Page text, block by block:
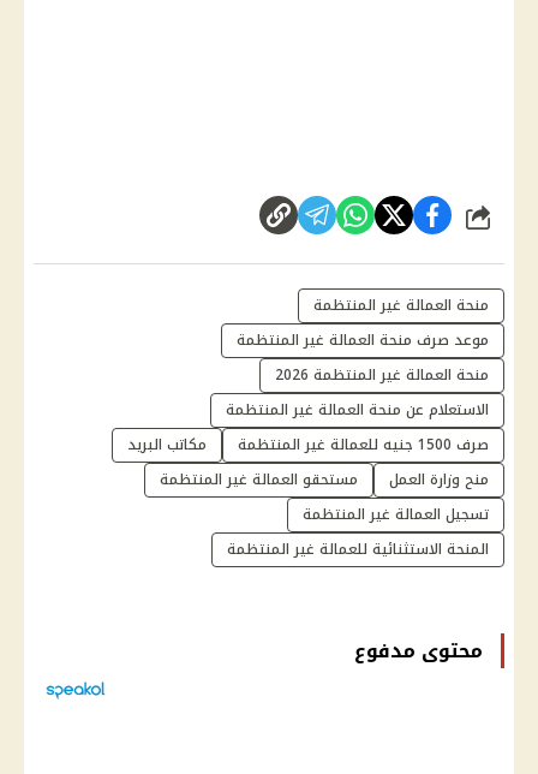
شارك
منحة العمالة غير المنتظمة
موعد صرف منحة العمالة غير المنتظمة
منحة العمالة غير المنتظمة 2026
الاستعلام عن منحة العمالة غير المنتظمة
صرف 1500 جنيه للعمالة غير المنتظمة
مكاتب البريد
منح وزارة العمل
مستحقو العمالة غير المنتظمة
تسجيل العمالة غير المنتظمة
المنحة الاستثنائية للعمالة غير المنتظمة
محتوى مدفوع